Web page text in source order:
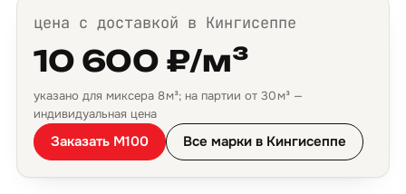
цена с доставкой в Кингисеппе
10 600 ₽/м³
указано для миксера 8 м³; на партии от 30 м³ —
индивидуальная цена
Заказать М100 Все марки в Кингисеппе